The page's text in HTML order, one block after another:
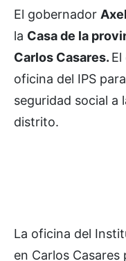
El gobernador
la Casa de la
Carlos Casares.
oficina del IPS
seguridad social a
distrito.
La oficina del
en Carlos